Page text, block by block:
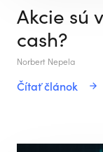
Akcie sú
cash?
Norbert Nepela
Čítať článok